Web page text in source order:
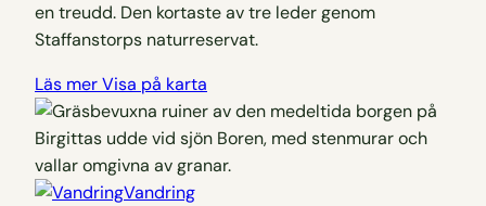
en treudd. Den kortaste av tre leder genom
Staffanstorps naturreservat.
Läs merVisa på karta
Vandring